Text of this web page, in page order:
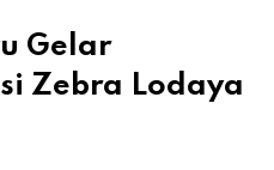
Gelar
Zebra Lodaya